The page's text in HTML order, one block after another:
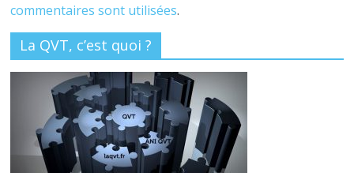
commentaires sont utilisées.
La QVT, c’est quoi ?